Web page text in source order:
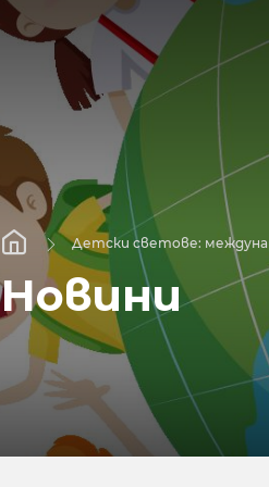
Детски светове:
Новини